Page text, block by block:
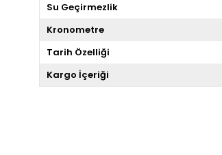
Su Geçirmezlik
Kronometre
Tarih Özelliği
Kargo İçeriği